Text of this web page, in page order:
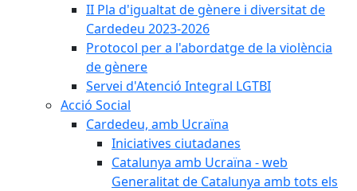
II Pla d'igualtat de gènere i diversitat de
Cardedeu 2023-2026
Protocol per a l'abordatge de la violència
de gènere
Servei d'Atenció Integral LGTBI
Acció Social
Cardedeu, amb Ucraïna
Iniciatives ciutadanes
Catalunya amb Ucraïna - web
Generalitat de Catalunya amb tots els